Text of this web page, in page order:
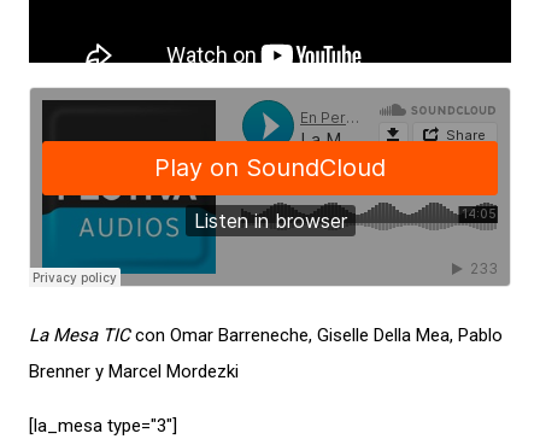
La Mesa TICcon Omar Barreneche, Giselle Della Mea, Pablo
Brenner y Marcel Mordezki
[la_mesa type="3″]